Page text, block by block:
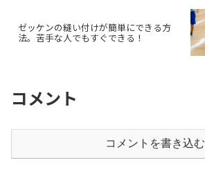
ゼッケンの縫い付けが簡単にできる方
法。苦手な人でもすぐできる！
コメント
コメントを書き込む